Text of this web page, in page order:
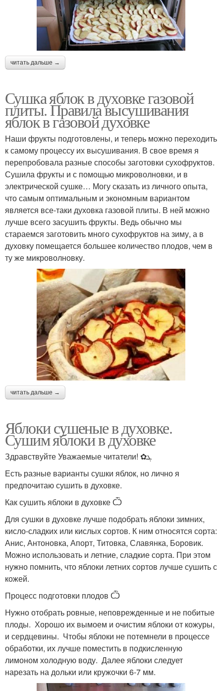
читать дальше →
Сушка яблок в духовке газовой
плиты. Правила высушивания
яблок в газовой духовке
Наши фрукты подготовлены, и теперь можно переходить
к самому процессу их высушивания. В свое время я
перепробовала разные способы заготовки сухофруктов.
Сушила фрукты и с помощью микроволновки, и в
электрической сушке… Могу сказать из личного опыта,
что самым оптимальным и экономным вариантом
является все-таки духовка газовой плиты. В ней можно
лучше всего засушить фрукты. Ведь обычно мы
стараемся заготовить много сухофруктов на зиму, а в
духовку помещается большее количество плодов, чем в
ту же микроволновку.
читать дальше →
Яблоки сушеные в духовке.
Сушим яблоки в духовке
Здравствуйте Уважаемые читатели! ✿ܓ
Есть разные варианты сушки яблок, но лично я
предпочитаю сушить в духовке.
Как сушить яблоки в духовке Ѽ
Для сушки в духовке лучше подобрать яблоки зимних,
кисло-сладких или кислых сортов. К ним относятся сорта:
Анис, Антоновка, Апорт, Титовка, Славянка, Боровик.
Можно использовать и летние, сладкие сорта. При этом
нужно помнить, что яблоки летних сортов лучше сушить с
кожей.
Процесс подготовки плодов Ѽ
Нужно отобрать ровные, неповрежденные и не побитые
плоды. Хорошо их вымоем и очистим яблоки от кожуры,
и сердцевины. Чтобы яблоки не потемнели в процессе
обработки, их лучше поместить в подкисленную
лимоном холодную воду. Далее яблоки следует
нарезать на дольки или кружочки 6-7 мм.